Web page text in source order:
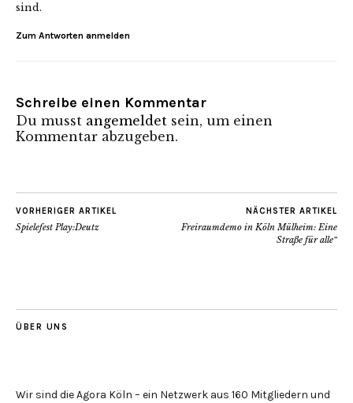
sind.
Zum Antworten anmelden
Schreibe einen Kommentar
Du musst angemeldet sein, um einen
Kommentar abzugeben.
VORHERIGER ARTIKEL
Spielefest Play:Deutz
NÄCHSTER ARTIKEL
Freiraumdemo in Köln Mülheim: Eine
Straße für alle“
ÜBER UNS
Wir sind die Agora Köln – ein Netzwerk aus 160 Mitgliedern und